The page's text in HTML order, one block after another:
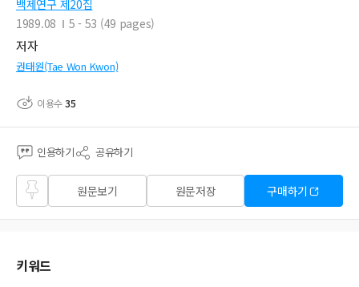
백제연구 제20집
1989.08
5 - 53 (49 pages)
저자
권태원(Tae Won Kwon)
이용수35
인용하기 공유하기
즐겨
찾기
원문보기 원문저장 구매하기
키워드